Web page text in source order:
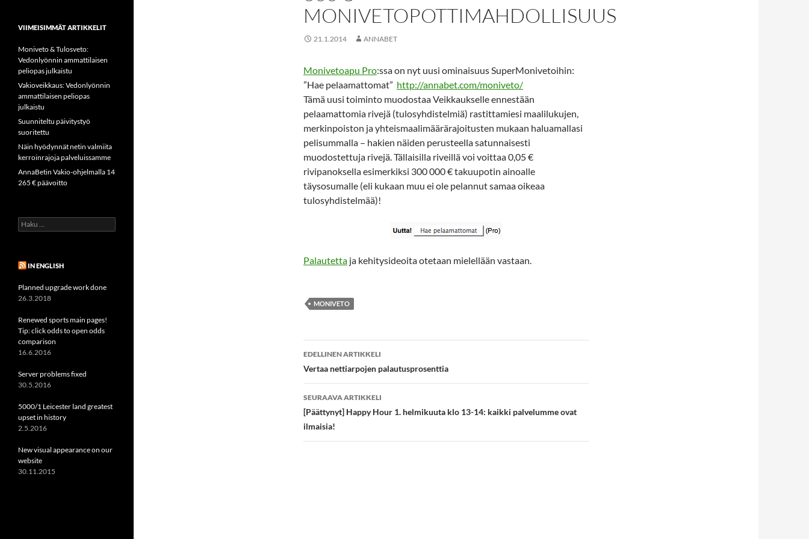
MONIVETOPOTTIMAHDOLLISUUS
21.1.2014 ANNABET
Monivetoapu Pro:ssa on nyt uusi ominaisuus SuperMonivetoihin:
”Hae pelaamattomat” http://annabet.com/moniveto/
Tämä uusi toiminto muodostaa Veikkaukselle ennestään
pelaamattomia rivejä (tulosyhdistelmiä) rastittamiesi maalilukujen,
merkinpoiston ja yhteismaalimäärärajoitusten mukaan haluamallasi
pelisummalla – hakien näiden perusteella satunnaisesti
muodostettuja rivejä. Tällaisilla riveillä voi voittaa 0,05 €
rivipanoksella esimerkiksi 300 000 € takuupotin ainoalle
täysosumalle (eli kukaan muu ei ole pelannut samaa oikeaa
tulosyhdistelmää)!
Palautetta ja kehitysideoita otetaan mielellään vastaan.
MONIVETO
Artikkelien
selaus
EDELLINEN ARTIKKELI
Vertaa nettiarpojen palautusprosenttia
SEURAAVA ARTIKKELI
[Päättynyt] Happy Hour 1. helmikuuta klo 13-14: kaikki palvelumme ovat
ilmaisia!
VIIMEISIMMÄT ARTIKKELIT
Moniveto & Tulosveto:
Vedonlyönnin ammattilaisen
peliopas julkaistu
Vakioveikkaus: Vedonlyönnin
ammattilaisen peliopas
julkaistu
Suunniteltu päivitystyö
suoritettu
Näin hyödynnät netin valmiita
kerroinrajoja palveluissamme
AnnaBetin Vakio-ohjelmalla 14
265 € päävoitto
Haku:
IN ENGLISH
Planned upgrade work done
26.3.2018
Renewed sports main pages!
Tip: click odds to open odds
comparison
16.6.2016
Server problems fixed
30.5.2016
5000/1 Leicester land greatest
upset in history
2.5.2016
New visual appearance on our
website
30.11.2015